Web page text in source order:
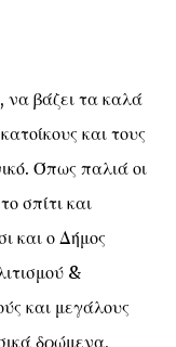
να βάζει τα καλά
και τους
Όπως παλιά οι
σπίτι και
και ο Δήμος
&
και μεγάλους
δρώμενα,